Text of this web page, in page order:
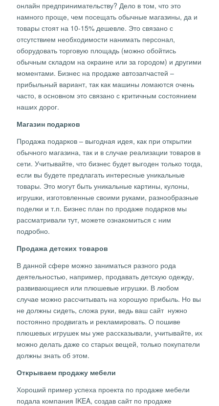
онлайн предпринимательству? Дело в том, что это
намного проще, чем посещать обычные магазины, да и
товары стоят на 10-15% дешевле. Это связано с
отсутствием необходимости нанимать персонал,
оборудовать торговую площадь (можно обойтись
обычным складом на окраине или за городом) и другими
моментами. Бизнес на продаже автозапчастей –
прибыльный вариант, так как машины ломаются очень
часто, в основном это связано с критичным состоянием
наших дорог.
Магазин подарков
Продажа подарков – выгодная идея, как при открытии
обычного магазина, так и в случае реализации товаров в
сети. Учитывайте, что бизнес будет выгоден только тогда,
если вы будете предлагать интересные уникальные
товары. Это могут быть уникальные картины, кулоны,
игрушки, изготовленные своими руками, разнообразные
поделки и т.п. Бизнес план по продаже подарков мы
рассматривали тут, можете ознакомиться с ним
подробно.
Продажа детских товаров
В данной сфере можно заниматься разного рода
деятельностью, например, продавать детскую одежду,
развивающиеся или плюшевые игрушки. В любом
случае можно рассчитывать на хорошую прибыль. Но вы
не должны сидеть, сложа руки, ведь ваш сайт нужно
постоянно продвигать и рекламировать. О пошиве
плюшевых игрушек мы уже рассказывали, учитывайте, их
можно делать даже со старых вещей, только покупатели
должны знать об этом.
Открываем продажу мебели
Хороший пример успеха проекта по продаже мебели
подала компания IKEA, создав сайт по продаже